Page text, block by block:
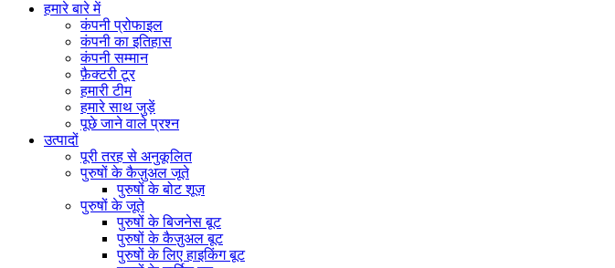
हमारे बारे में
कंपनी प्रोफाइल
कंपनी का इतिहास
कंपनी सम्मान
फ़ैक्टरी टूर
हमारी टीम
हमारे साथ जुड़ें
पूछे जाने वाले प्रश्न
उत्पादों
पूरी तरह से अनुकूलित
पुरुषों के कैज़ुअल जूते
पुरुषों के बोट शूज़
पुरुषों के जूते
पुरुषों के बिजनेस बूट
पुरुषों के कैज़ुअल बूट
पुरुषों के लिए हाइकिंग बूट